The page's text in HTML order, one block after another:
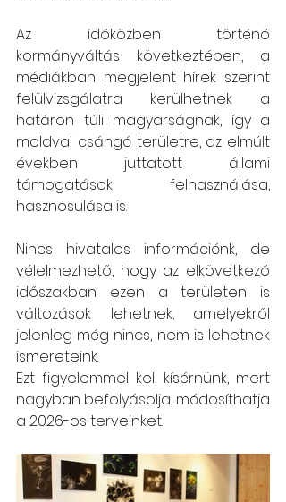
Az időközben történő
kormányváltás következtében, a
médiákban megjelent hírek szerint
felülvizsgálatra kerülhetnek a
határon túli magyarságnak, így a
moldvai csángó területre, az elmúlt
években juttatott állami
támogatások felhasználása,
hasznosulása is.
Nincs hivatalos információnk, de
vélelmezhető, hogy az elkövetkező
időszakban ezen a területen is
változások lehetnek, amelyekről
jelenleg még nincs, nem is lehetnek
ismereteink.
Ezt figyelemmel kell kísérnünk, mert
nagyban befolyásolja, módosíthatja
a 2026-os terveinket.